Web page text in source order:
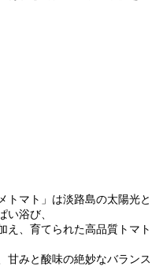
トマト」は淡路島の太陽光と
い浴び、
え、育てられた高品質トマト
甘みと酸味の絶妙なバランス